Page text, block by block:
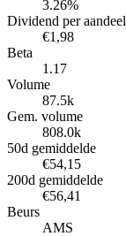
3.26%
Dividend per aandeel
€1,98
Beta
1.17
Volume
87.5k
Gem. volume
808.0k
50d gemiddelde
€54,15
200d gemiddelde
€56,41
Beurs
AMS